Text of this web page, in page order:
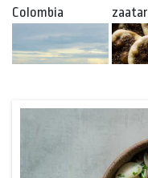
Colombia
zaatar